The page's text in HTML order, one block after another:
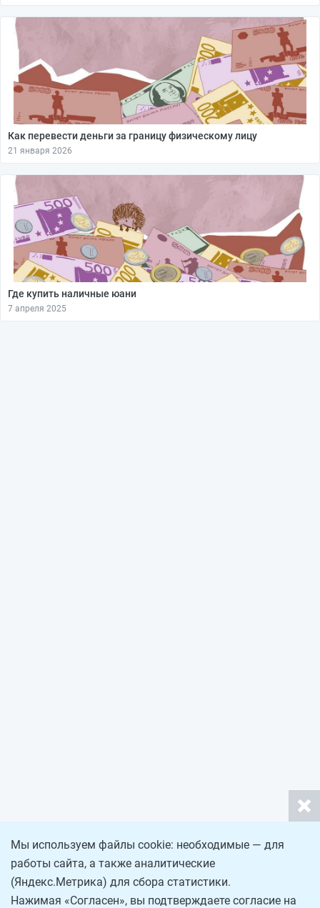
Как перевести деньги за границу физическому лицу
21 января 2026
Где купить наличные юани
7 апреля 2025
Мы используем файлы cookie: необходимые — для
работы сайта, а также аналитические
(Яндекс.Метрика) для сбора статистики.
Нажимая «Согласен», вы подтверждаете согласие на